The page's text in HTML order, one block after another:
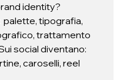
identity?
palette, tipografia,
trattamento
social diventano:
caroselli, reel